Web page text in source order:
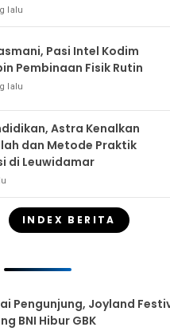
lalu
Pasi Intel Kodim
Pembinaan Fisik Rutin
lalu
Astra Kenalkan
dan Metode Praktik
di Leuwidamar
INDEX BERITA
Pengunjung, Joyland
BNI Hibur GBK